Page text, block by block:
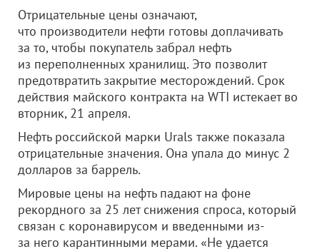
Отрицательные цены означают,
что производители нефти готовы доплачивать
за то, чтобы покупатель забрал нефть
из переполненных хранилищ. Это позволит
предотвратить закрытие месторождений. Срок
действия майского контракта на WTI истекает во
вторник, 21 апреля.
Нефть российской марки Urals также показала
отрицательные значения. Она упала до минус 2
долларов за баррель.
Мировые цены на нефть падают на фоне
рекордного за 25 лет снижения спроса, который
связан с коронавирусом и введенными из-
за него карантинными мерами. «Не удается